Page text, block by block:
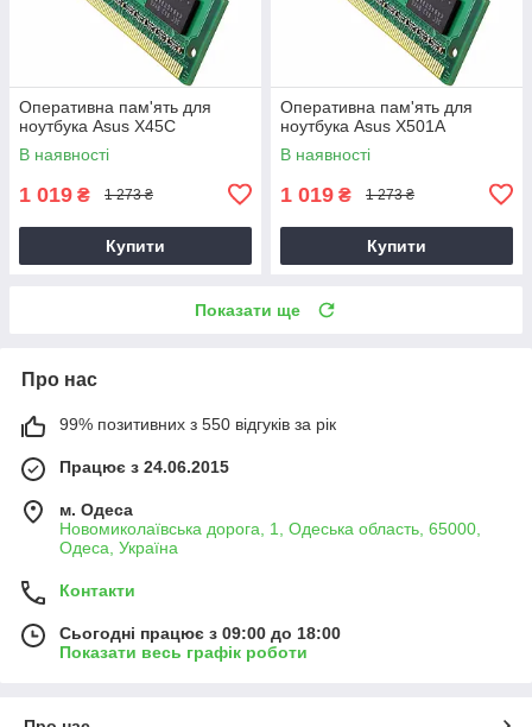
Оперативна пам'ять для
ноутбука Asus X45C
В наявності
1 019 ₴ 1 273 ₴
Купити
Оперативна пам'ять для
ноутбука Asus X501A
В наявності
1 019 ₴ 1 273 ₴
Купити
Показати ще
Про нас
99% позитивних з 550 відгуків за рік
Працює з 24.06.2015
м. Одеса
Новомиколаївська дорога, 1, Одеська область, 65000,
Одеса, Україна
Контакти
Сьогодні працює з 09:00 до 18:00
Показати весь графік роботи